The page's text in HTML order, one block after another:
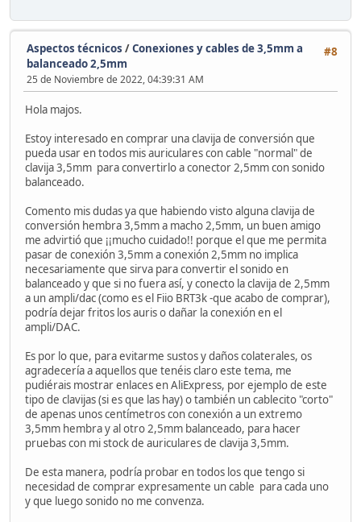
#8
Aspectos técnicos /Conexiones y cables de 3,5mm a
balanceado 2,5mm
25 de Noviembre de 2022, 04:39:31 AM
Hola majos.
Estoy interesado en comprar una clavija de conversión que
pueda usar en todos mis auriculares con cable "normal" de
clavija 3,5mm para convertirlo a conector 2,5mm con sonido
balanceado.
Comento mis dudas ya que habiendo visto alguna clavija de
conversión hembra 3,5mm a macho 2,5mm, un buen amigo
me advirtió que ¡¡mucho cuidado!! porque el que me permita
pasar de conexión 3,5mm a conexión 2,5mm no implica
necesariamente que sirva para convertir el sonido en
balanceado y que si no fuera así, y conecto la clavija de 2,5mm
a un ampli/dac (como es el Fiio BRT3k -que acabo de comprar),
podría dejar fritos los auris o dañar la conexión en el
ampli/DAC.
Es por lo que, para evitarme sustos y daños colaterales, os
agradecería a aquellos que tenéis claro este tema, me
pudiérais mostrar enlaces en AliExpress, por ejemplo de este
tipo de clavijas (si es que las hay) o también un cablecito "corto"
de apenas unos centímetros con conexión a un extremo
3,5mm hembra y al otro 2,5mm balanceado, para hacer
pruebas con mi stock de auriculares de clavija 3,5mm.
De esta manera, podría probar en todos los que tengo si
necesidad de comprar expresamente un cable para cada uno
y que luego sonido no me convenza.